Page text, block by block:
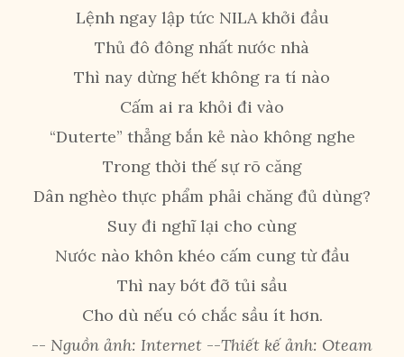
Lệnh ngay lập tức NILA khởi đầu
Thủ đô đông nhất nước nhà
Thì nay dừng hết không ra tí nào
Cấm ai ra khỏi đi vào
“Duterte” thẳng bắn kẻ nào không nghe
Trong thời thế sự rõ căng
Dân nghèo thực phẩm phải chăng đủ dùng?
Suy đi nghĩ lại cho cùng
Nước nào khôn khéo cấm cung từ đầu
Thì nay bớt đỡ tủi sầu
Cho dù nếu có chắc sầu ít hơn.
-- Nguồn ảnh: Internet --Thiết kế ảnh: Oteam